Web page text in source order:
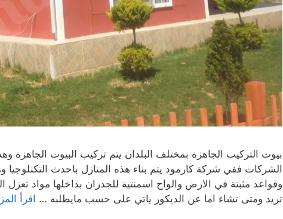
بيوت التركيب الجاهزة بمختلف البلدان يتم تركيب البيوت الجاهزة
الشركات ففي شركة كارمود يتم بناء هذه المنازل باحدث
وقواعد مثبتة في الارض والواح اسمنتية للجدران بداخلها مواد
تريد ومتى تشاء اما عن الديكور ياتي على حسب مايطلبه … اقرأ